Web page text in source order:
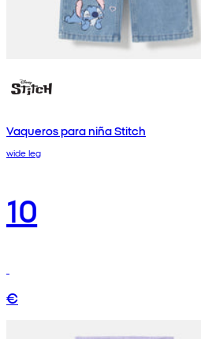
Vaqueros para niña Stitch
wide leg
10
€